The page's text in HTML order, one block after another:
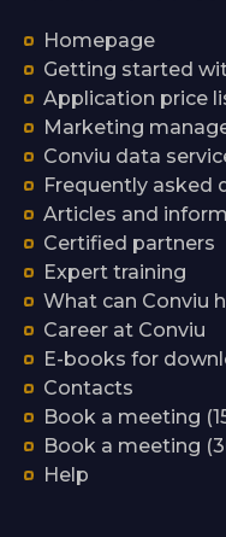
Homepage
Getting started
Application price
Marketing
Conviu data
Frequently asked
Articles and
Certified partners
Expert training
What can Conviu
Career at Conviu
E-books for
Contacts
Book a meeting
Book a meeting
Help